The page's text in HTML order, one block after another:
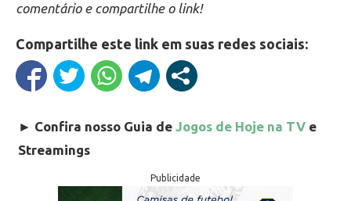
comentário e compartilhe o link!
Compartilhe este link em suas redes sociais:
► Confira nosso Guia de Jogos de Hoje na TV e
Streamings
Publicidade